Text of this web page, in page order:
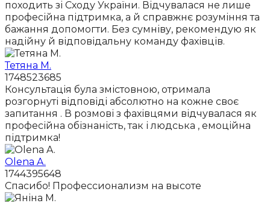
походить зі Сходу України. Відчувалася не лише
професійна підтримка, а й справжнє розуміння та
бажання допомогти. Без сумніву, рекомендую як
надійну й відповідальну команду фахівців.
Тетяна М.
1748523685
Консультація була змістовною, отримала
розгорнуті відповіді абсолютно на кожне своє
запитання . В розмові з фахівцями відчувалася як
професійна обізнаність, так і людська , емоційна
підтримка!
Olena A.
1744395648
Спасибо! Профессионализм на высоте